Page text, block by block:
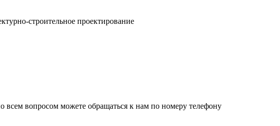
строительное проектирование
всем вопросом можете обращаться к нам по номеру телефону